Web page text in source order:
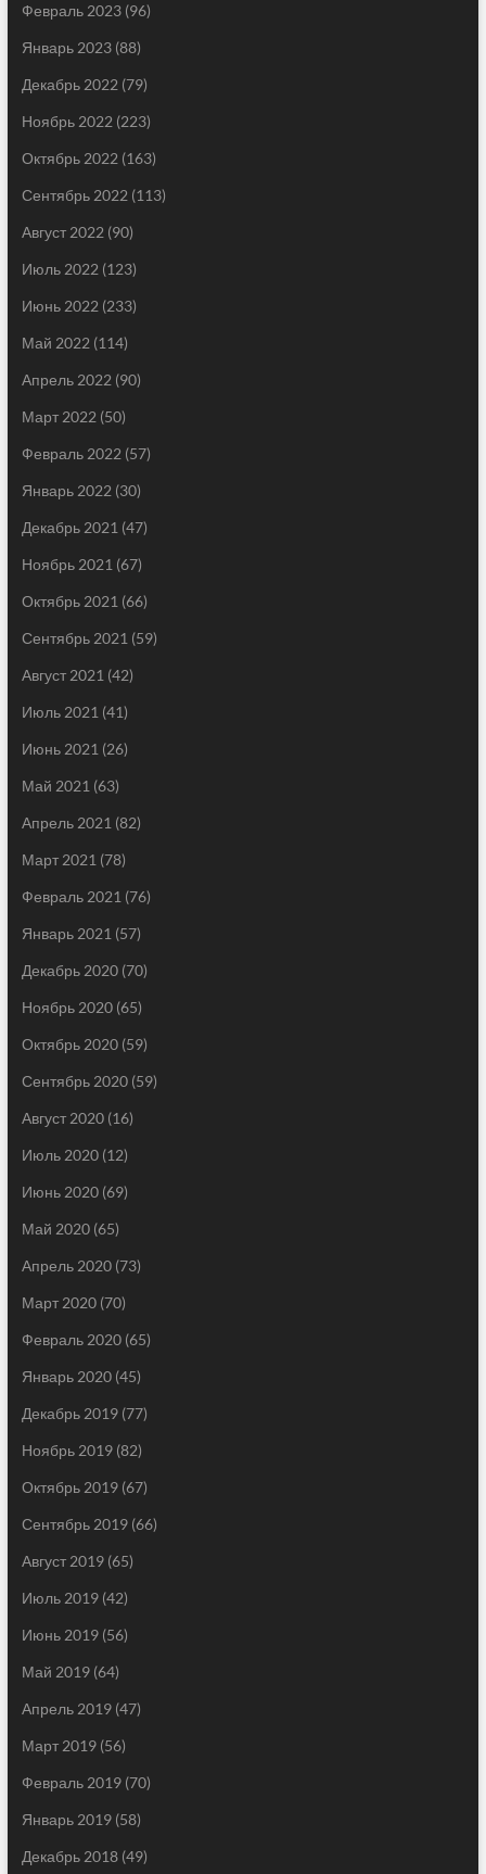
Февраль 2023(96)
Январь 2023(88)
Декабрь 2022 (79)
Ноябрь 2022 (223)
Октябрь 2022 (163)
Сентябрь 2022 (113)
Август 2022 (90)
Июль 2022 (123)
Июнь 2022 (233)
Май 2022 (114)
Апрель 2022 (90)
Март 2022 (50)
Февраль 2022 (57)
Январь 2022 (30)
Декабрь 2021 (47)
Ноябрь 2021 (67)
Октябрь 2021 (66)
Сентябрь 2021 (59)
Август 2021 (42)
Июль 2021 (41)
Июнь 2021 (26)
Май 2021 (63)
Апрель 2021 (82)
Март 2021 (78)
Февраль 2021 (76)
Январь 2021 (57)
Декабрь 2020(70)
Ноябрь 2020(65)
Октябрь 2020(59)
Сентябрь 2020(59)
Август 2020(16)
Июль 2020(12)
Июнь 2020(69)
Май 2020(65)
Апрель 2020(73)
Март 2020(70)
Февраль 2020(65)
Январь 2020(45)
Декабрь 2019(77)
Ноябрь 2019(82)
Октябрь 2019(67)
Сентябрь 2019(66)
Август 2019(65)
Июль 2019(42)
Июнь 2019(56)
Май 2019(64)
Апрель 2019(47)
Март 2019(56)
Февраль 2019(70)
Январь 2019(58)
Декабрь 2018(49)